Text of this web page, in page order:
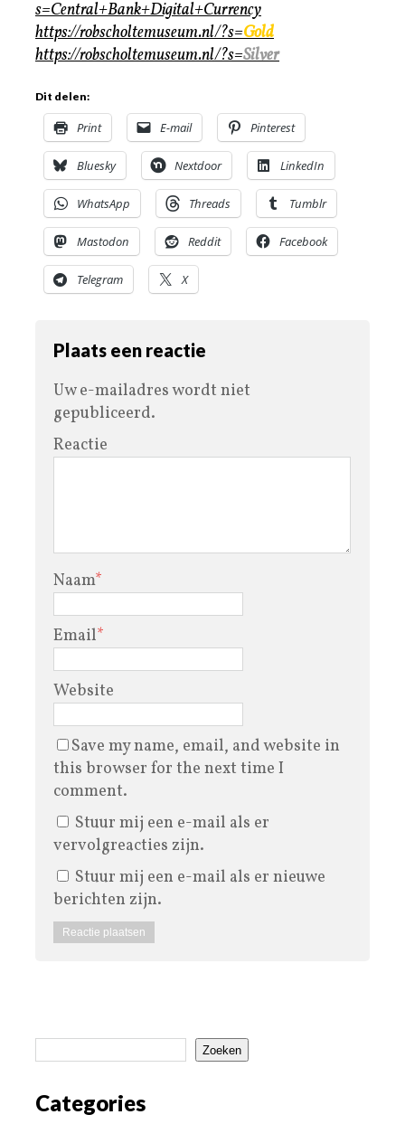
s=Central+Bank+Digital+Currency
https://robscholtemuseum.nl/?s=Gold
https://robscholtemuseum.nl/?s=Silver
Dit delen:
Print E-mail Pinterest
Bluesky Nextdoor LinkedIn
WhatsApp Threads Tumblr
Mastodon Reddit Facebook
Telegram X
Plaats een reactie
Uw e-mailadres wordt niet
gepubliceerd.
Reactie
Naam*
Email*
Website
Save my name, email, and website in
this browser for the next time I
comment.
Stuur mij een e-mail als er
vervolgreacties zijn.
Stuur mij een e-mail als er nieuwe
berichten zijn.
Zoeken
Categories